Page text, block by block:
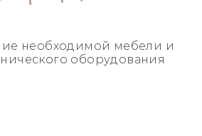
необходимой мебели и
оборудования